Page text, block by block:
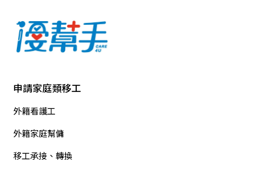
申請家庭類移工
外籍看護工
外籍家庭幫傭
移工承接、轉換